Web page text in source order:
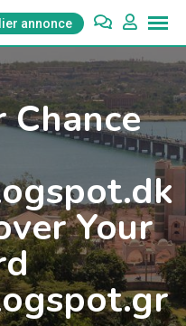
annonce
Chance
Your